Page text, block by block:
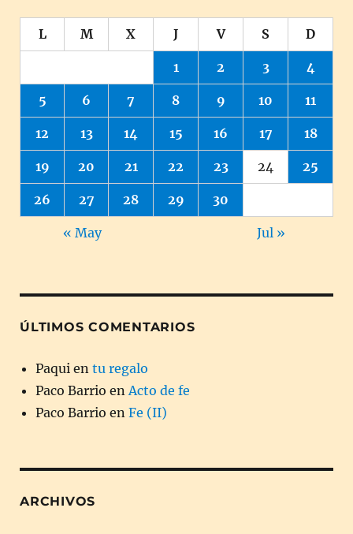
L M X J V S D
1 2 3 4
5 6 7 8 9 10 11
12 13 14 15 16 17 18
19 20 21 22 23 24 25
26 27 28 29 30
« May Jul »
ÚLTIMOS COMENTARIOS
Paqui en tu regalo
Paco Barrio enActo de fe
Paco Barrio en Fe (II)
ARCHIVOS